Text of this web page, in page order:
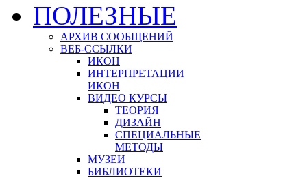
ПОЛЕЗНЫЕ
АРХИВ СООБЩЕНИЙ
ВЕБ-ССЫЛКИ
ИКОН
ИНТЕРПРЕТАЦИИ
ИКОН
ВИДЕО КУРСЫ
ТЕОРИЯ
ДИЗАЙН
СПЕЦИАЛЬНЫЕ
МЕТОДЫ
МУЗЕИ
БИБЛИОТЕКИ